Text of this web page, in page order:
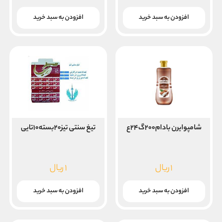
افزودن به سبد خرید افزودن به سبد خرید
شامپوایرن بادام۲۰۰گ۲۴ع
۱ریال
افزودن به سبد خرید
تیغ سنتی تیز۲۰بسته۱۰تایی
۱ریال
افزودن به سبد خرید